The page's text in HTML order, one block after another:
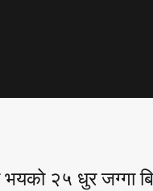
२५ धुर जग्गा